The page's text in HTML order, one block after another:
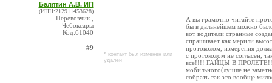
Балятин А.В. ИП
(ИНН:212911453628)
Перевозчик ,
Чебоксары
Код:61040
#9
* контакт был изменен или
удален
А вы грамотно читайте
бы в дальнейшем можно было
вот водители странные
спрашивает как мерили
протоколом, измерения
с протоколом не согласен,
все!!!! ГАЙЦЫ В ПРОЛЕТЕ!!!!
мобильного(лучше не
собрать так это вообще